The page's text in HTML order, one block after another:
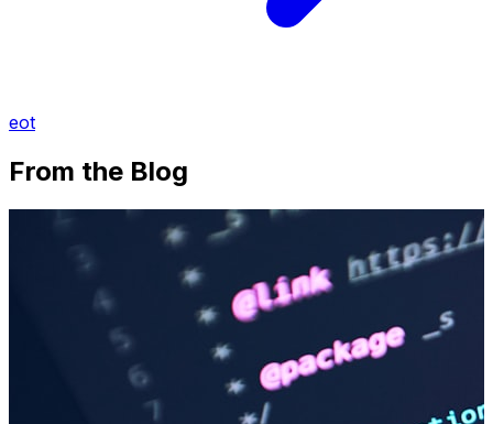
eot
From the Blog